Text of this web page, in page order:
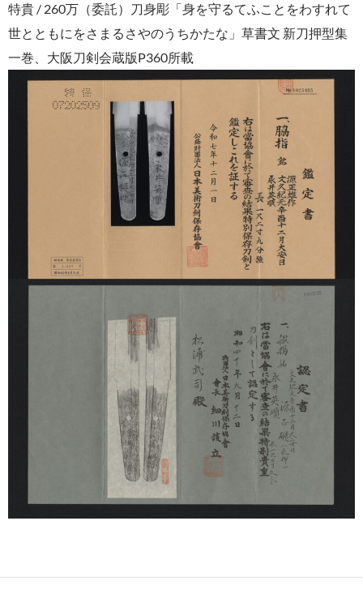
特貴 / 260万（委託）刀身彫「身を守るてふことをわすれて
世とともにをさまるさやのうちかたな」草書文 新刀押型集
一巻、大阪刀剣会蔵版P360所載